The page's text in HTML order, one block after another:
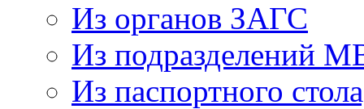
Из органов ЗАГС
Из подразделений
Из паспортного